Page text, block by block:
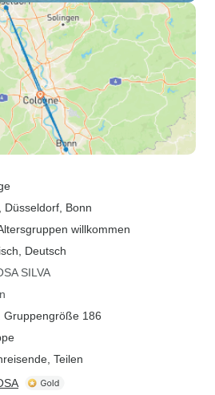
, Düsseldorf , Bonn
willkommen
Deutsch
SILVA
Gruppengröße 186
Teilen